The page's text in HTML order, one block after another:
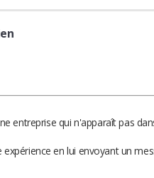
entreprise qui n'apparaît pas
en lui envoyant un